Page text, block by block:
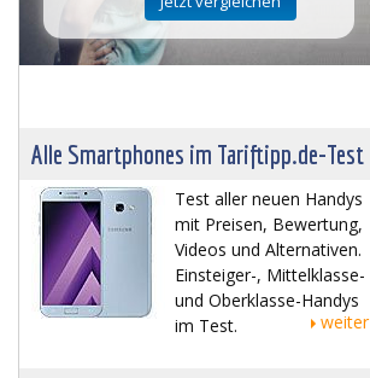
Alle Smartphones im Tariftipp.de-Test
Test aller neuen Handys
mit Preisen, Bewertung,
Videos und Alternativen.
Einsteiger-, Mittelklasse-
und Oberklasse-Handys
im Test.
weiter